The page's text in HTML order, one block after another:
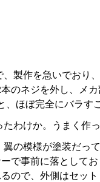
製作を急いでおり
のネジを外し、メ
ほぼ完全にバラす
わけか。うまく作っ
の模様が塗装だっ
で事前に落として
ので、外側はセッ